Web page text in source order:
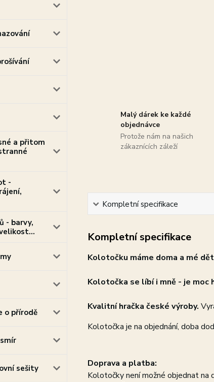
a přitom
-
- barvy,
o přírodě
sešity
Malý dárek ke každé
objednávce
Protože nám na našich
zákaznících záleží
Kompletní specifikace
Kompletní specifikace
Kolotočku máme doma a mé
Kolotočka se líbí i mně - je moc
Kvalitní hračka české výroby.
Kolotočka je na objednání, doba
Doprava a platba:
Kolotočky není možné objednat